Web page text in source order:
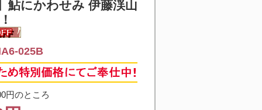
鮎にかわせみ 伊藤渓山
025B
円のところ